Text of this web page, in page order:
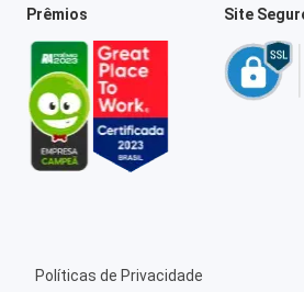
Prêmios Site
Políticas de Privacidade